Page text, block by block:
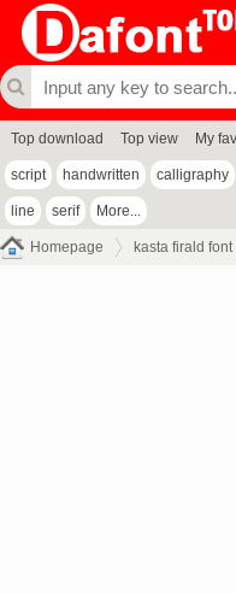
Top download Top view My
script handwritten calligraphy
line serif More...
Homepage kasta firald font